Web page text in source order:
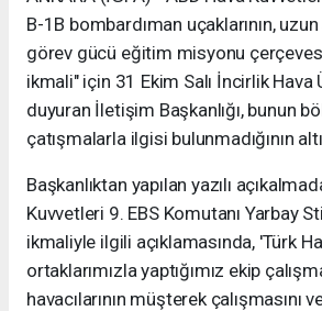
B-1B bombardıman uçaklarının,
görev gücü eğitim misyonu
ikmali" için 31 Ekim Salı İncirlik
duyuran İletişim Başkanlığı, bunun
çatışmalarla ilgisi bulunmadığının
Başkanlıktan yapılan yazılı
Kuvvetleri 9. EBS Komutanı Yarbay
ikmaliyle ilgili açıklamasında, 'Türk
ortaklarımızla yaptığımız ekip
havacılarının müşterek çalışmasını